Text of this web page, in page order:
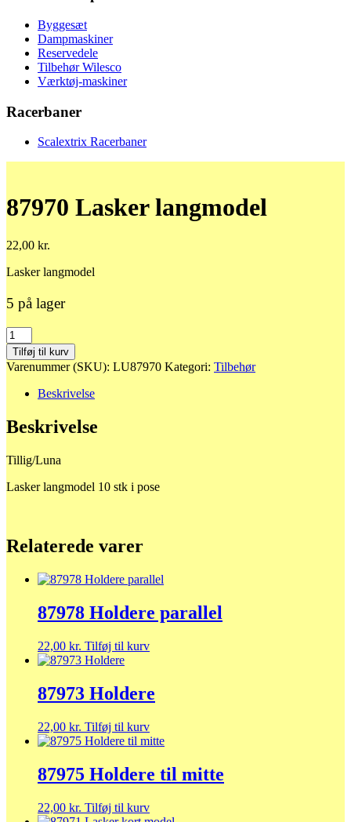
Byggesæt
Dampmaskiner
Reservedele
Tilbehør Wilesco
Værktøj-maskiner
Racerbaner
Scalextrix Racerbaner
87970 Lasker langmodel
22,00 kr.
Lasker langmodel
5 på lager
87970
Lasker
langmodel
antal
Tilføj til kurv
Varenummer (SKU): LU87970 Kategori: Tilbehør
Beskrivelse
Beskrivelse
Tillig/Luna
Lasker langmodel 10 stk i pose
Relaterede varer
87978 Holdere parallel
22,00 kr. Tilføj til kurv
87973 Holdere
22,00 kr. Tilføj til kurv
87975 Holdere til mitte
22,00 kr. Tilføj til kurv